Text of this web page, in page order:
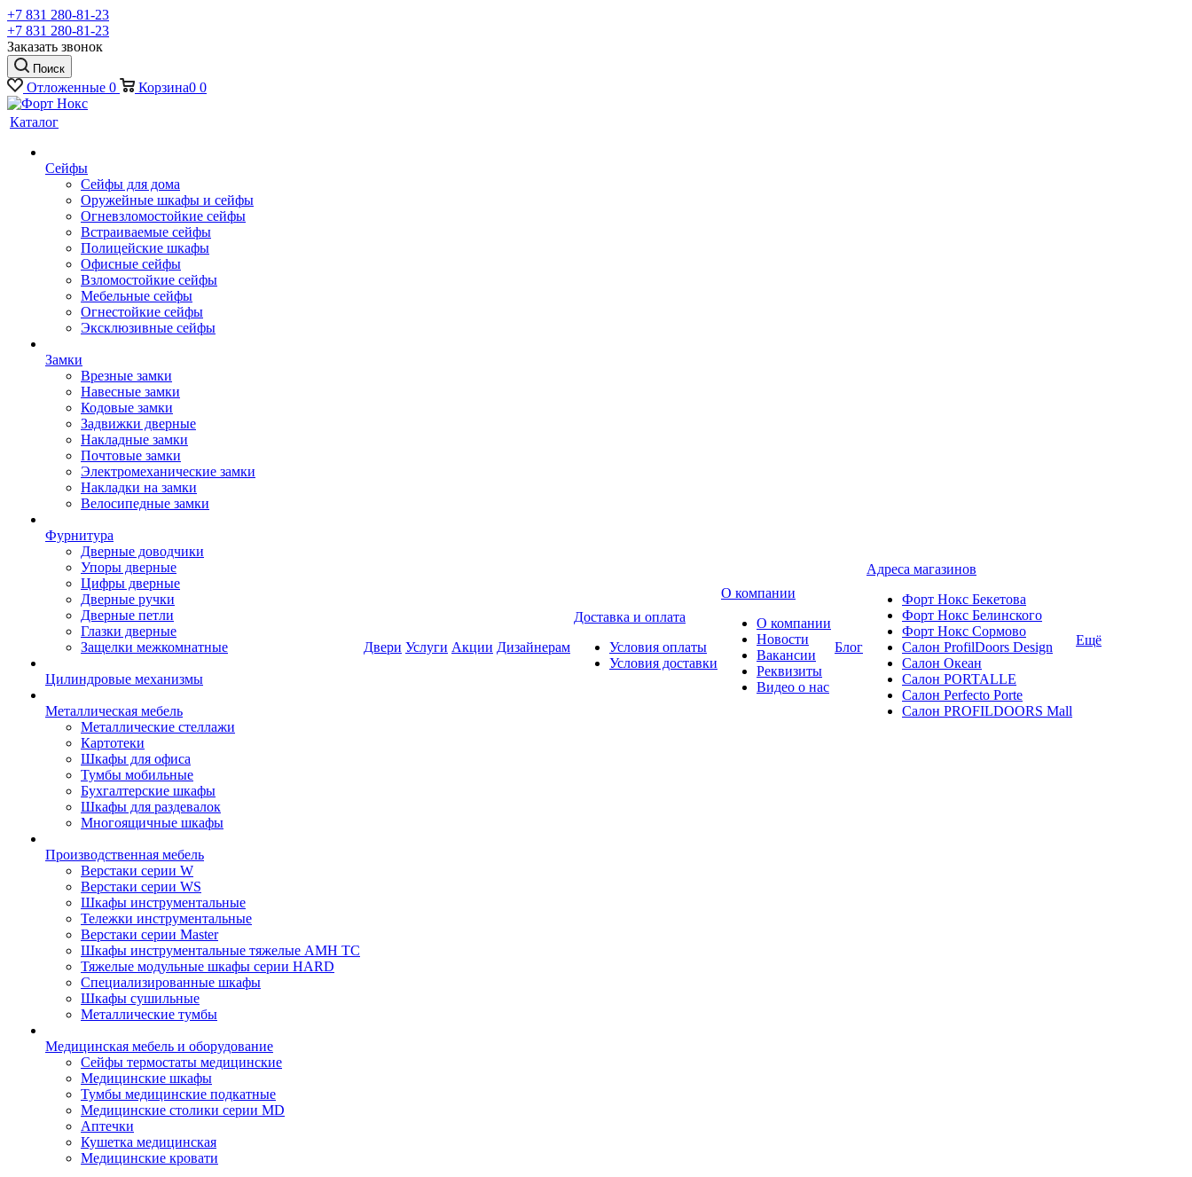
+7 831 280-81-23
+7 831 280-81-23
Заказать звонок
Поиск
Отложенные 0 Корзина0 0
Каталог
Сейфы
Сейфы для дома
Оружейные шкафы и сейфы
Огневзломостойкие сейфы
Встраиваемые сейфы
Полицейские шкафы
Офисные сейфы
Взломостойкие сейфы
Мебельные сейфы
Огнестойкие сейфы
Эксклюзивные сейфы
Замки
Врезные замки
Навесные замки
Кодовые замки
Задвижки дверные
Накладные замки
Почтовые замки
Электромеханические замки
Накладки на замки
Велосипедные замки
Фурнитура
Дверные доводчики
Упоры дверные
Цифры дверные
Дверные ручки
Дверные петли
Глазки дверные
Защелки межкомнатные
Цилиндровые механизмы
Металлическая мебель
Металлические стеллажи
Картотеки
Шкафы для офиса
Тумбы мобильные
Бухгалтерские шкафы
Шкафы для раздевалок
Многоящичные шкафы
Производственная мебель
Верстаки серии W
Верстаки серии WS
Шкафы инструментальные
Тележки инструментальные
Верстаки серии Master
Шкафы инструментальные тяжелые AMH TC
Тяжелые модульные шкафы серии HARD
Cпециализированные шкафы
Шкафы сушильные
Металлические тумбы
Медицинская мебель и оборудование
Сейфы термостаты медицинские
Медицинские шкафы
Тумбы медицинские подкатные
Медицинские столики серии MD
Аптечки
Кушетка медицинская
Медицинские кровати
Двери Услуги Акции Дизайнерам
Доставка и оплата
Условия оплаты
Условия доставки
О компании
О компании
Новости
Вакансии
Реквизиты
Видео о нас
Блог
Адреса магазинов
Форт Нокс Бекетова
Форт Нокс Белинского
Форт Нокс Сормово
Салон ProfilDoors Design
Салон Океан
Салон PORTALLE
Салон Perfecto Portе
Салон PROFILDOORS Mall
Ещё